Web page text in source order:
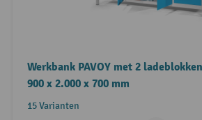
Werkbank PAVOY met 2
900 x 2.000 x 700 mm
15 Varianten